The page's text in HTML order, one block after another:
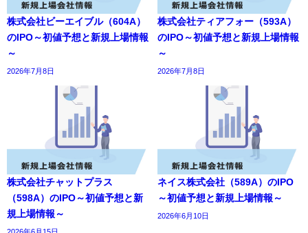
株式会社ビーエイブル（604A）
のIPO～初値予想と新規上場情報
～
2026年7月8日
株式会社ティアフォー（593A）
のIPO～初値予想と新規上場情報
～
2026年7月8日
株式会社チャットプラス
（598A）のIPO～初値予想と新
規上場情報～
ネイス株式会社（589A）のIPO
～初値予想と新規上場情報～
2026年6月10日